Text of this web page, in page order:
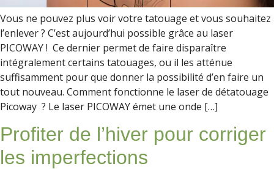
Vous ne pouvez plus voir votre tatouage et vous souhaitez
l’enlever ? C’est aujourd’hui possible grâce au laser
PICOWAY ! Ce dernier permet de faire disparaître
intégralement certains tatouages, ou il les atténue
suffisamment pour que donner la possibilité d’en faire un
tout nouveau. Comment fonctionne le laser de détatouage
Picoway ? Le laser PICOWAY émet une onde […]
Profiter de l’hiver pour corriger
les imperfections